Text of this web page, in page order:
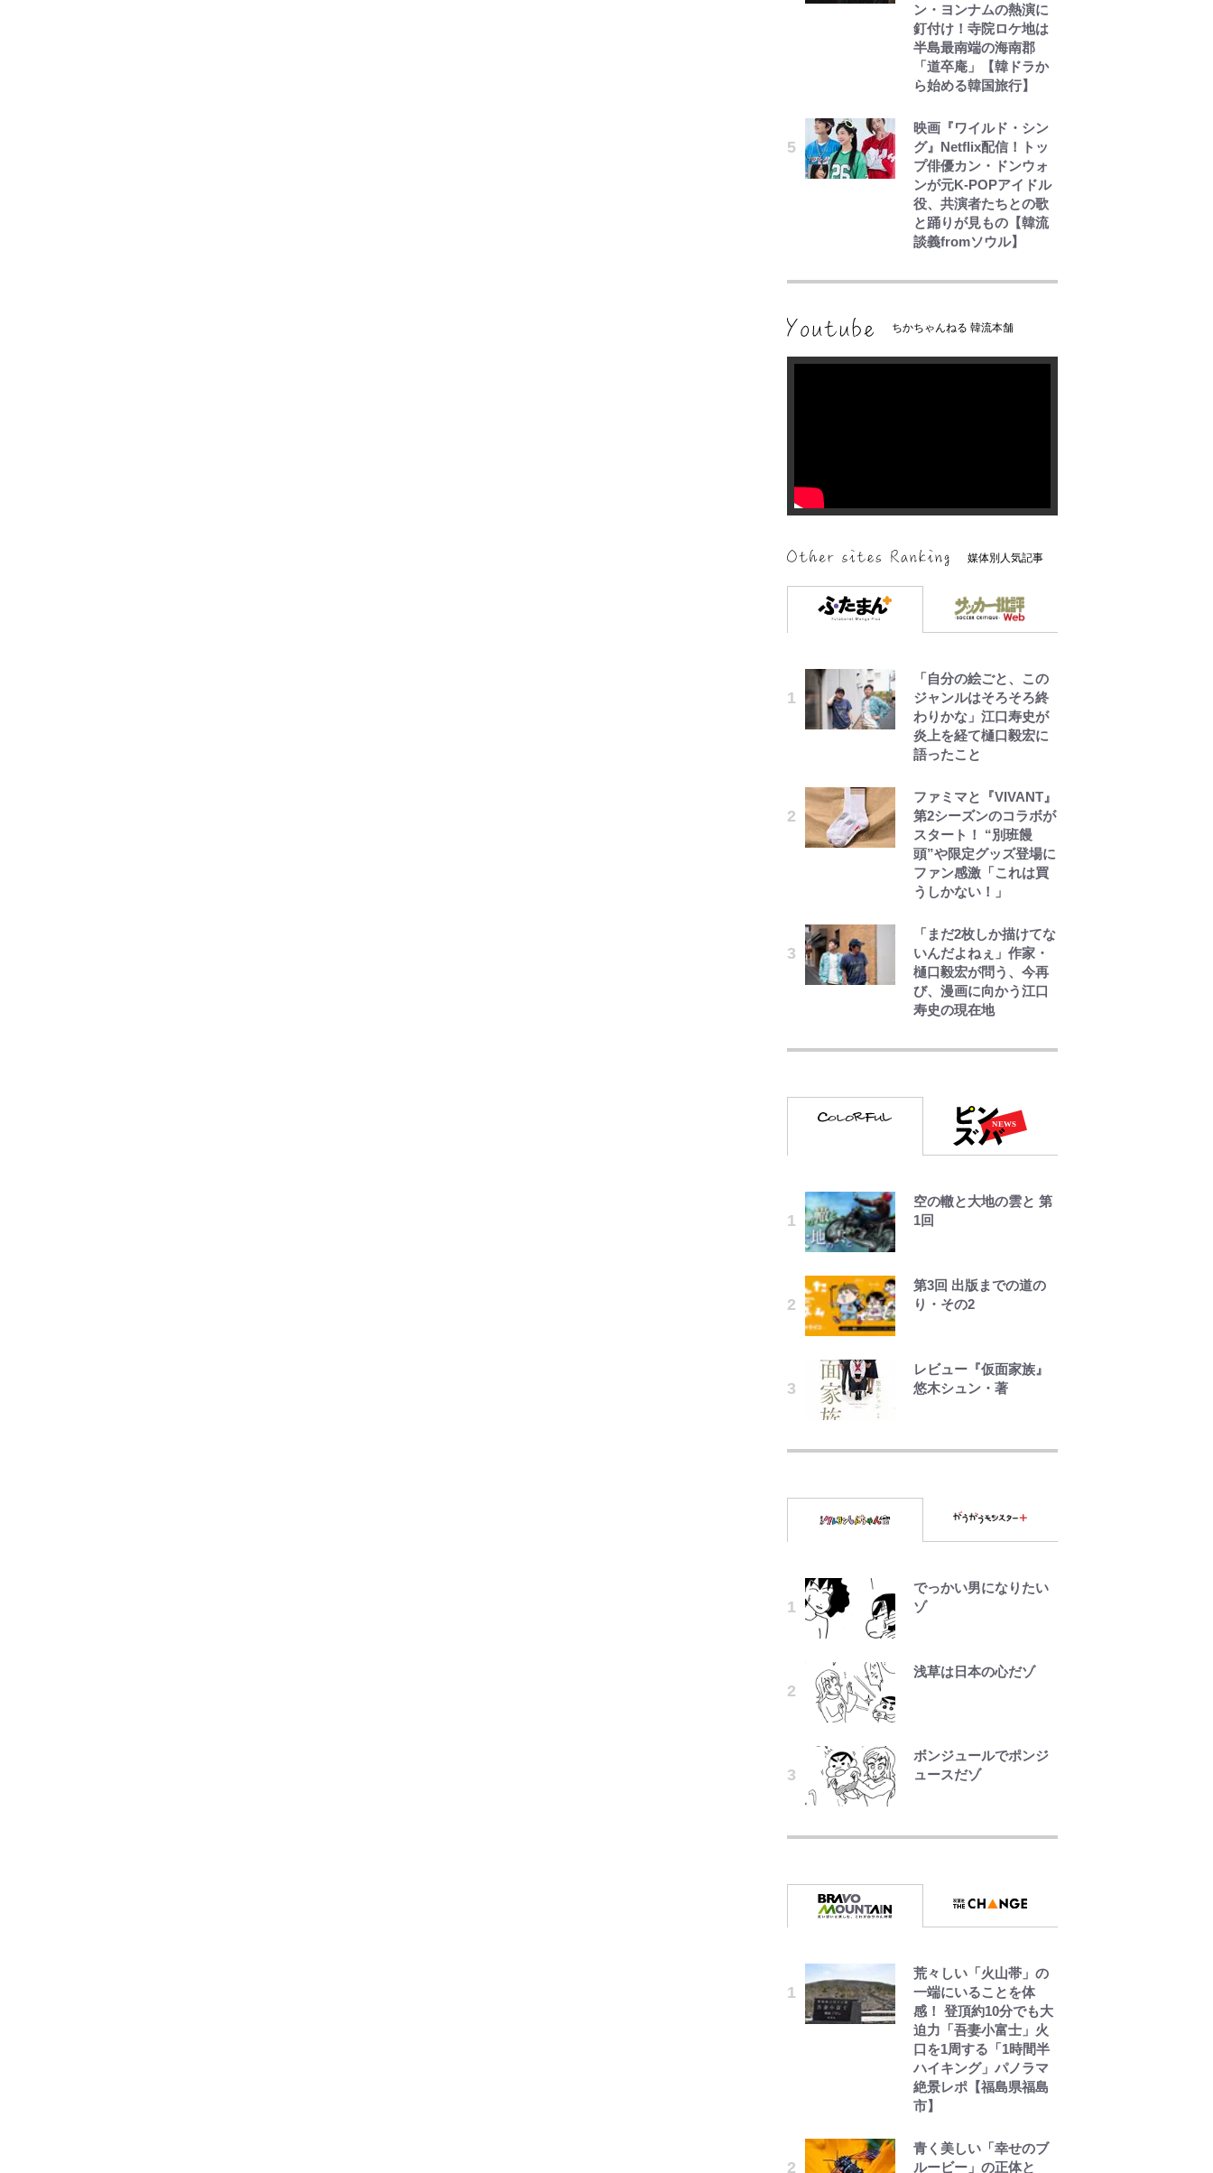
ン・ヨンナムの熱演に
釘付け！寺院ロケ地は
半島最南端の海南郡
「道卒庵」【韓ドラか
ら始める韓国旅行】
映画『ワイルド・シン
グ』Netflix配信！トッ
プ俳優カン・ドンウォ
ンが元K-POPアイドル
役、共演者たちとの歌
と踊りが見もの【韓流
談義fromソウル】
ちかちゃんねる 韓流本舗
媒体別人気記事
「自分の絵ごと、この
ジャンルはそろそろ終
わりかな」江口寿史が
炎上を経て樋口毅宏に
語ったこと
ファミマと『VIVANT』
第2シーズンのコラボが
スタート！ “別班饅
頭”や限定グッズ登場に
ファン感激「これは買
うしかない！」
「まだ2枚しか描けてな
いんだよねぇ」作家・
樋口毅宏が問う、今再
び、漫画に向かう江口
寿史の現在地
げる主力放出、柏リカ
な外国人選手は【Jリー
グ開幕｢初めての秋春
制｣の大激論】(4)
ん｣中田英寿やトッティ
も愛した名門ローマ、
なデザイン｣｢今年は
2nd買おうかな｣
上田綺世が妻の“ワンオ
ペ騒動”に家族写真でア
ンサー！ボールも嫁の
保、長友夫妻も続々エ
空の轍と大地の雲と 第
1回
第3回 出版までの道の
り・その2
レビュー『仮面家族』
悠木シュン・著
ケメン近影に「顔パン
演”ショットに「夫婦で
写ってるの尊い」 長
オダウエダ植田、「2年
でっかい男になりたい
ゾ
浅草は日本の心だゾ
ボンジュールでポンジ
ュースだゾ
に妊娠しました~詰んだ
(1)
公式-婚約破棄されたの
でお掃除メイドになっ
たら笑わない貴公子様
に溺愛されました 第27
話(3)
荒々しい「火山帯」の
一端にいることを体
感！ 登頂約10分でも大
迫力「吾妻小富士」火
口を1周する「1時間半
ハイキング」パノラマ
絶景レポ【福島県福島
市】
青く美しい「幸せのブ
ルービー」の正体と